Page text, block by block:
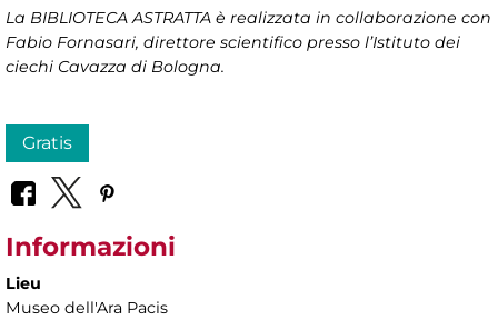
La BIBLIOTECA ASTRATTA è realizzata in collaborazione con
Fabio Fornasari, direttore scientifico presso l’Istituto dei
ciechi Cavazza di Bologna.
Gratis
Informazioni
Lieu
Museo dell'Ara Pacis